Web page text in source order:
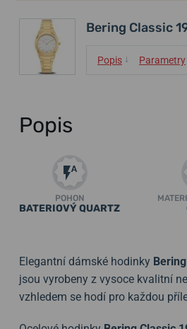
Bering Classic
Popis ↓ Parametry
Popis
POHON
BATERIOVÝ QUARTZ
Elegantní dámské hodinky
jsou vyrobeny z vysoce kvalitní
vzhledem se hodí pro každou